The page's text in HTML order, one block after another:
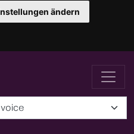
ändern